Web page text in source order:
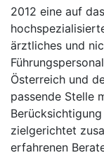
2012 eine auf
ärztliches und
Österreich und
passende Stelle
zielgerichtet
erfahrenen